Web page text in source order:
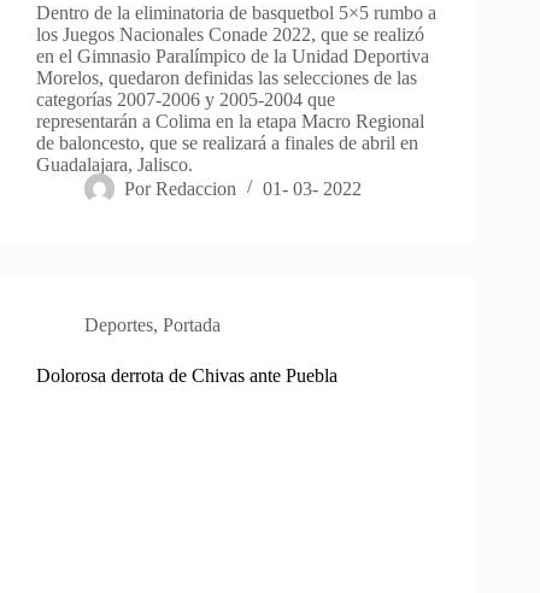
Dentro de la eliminatoria de basquetbol 5×5 rumbo a
los Juegos Nacionales Conade 2022, que se realizó
en el Gimnasio Paralímpico de la Unidad Deportiva
Morelos, quedaron definidas las selecciones de las
categorías 2007-2006 y 2005-2004 que
representarán a Colima en la etapa Macro Regional
de baloncesto, que se realizará a finales de abril en
Guadalajara, Jalisco.
Por Redaccion 01- 03- 2022
Deportes, Portada
Dolorosa derrota de Chivas ante Puebla